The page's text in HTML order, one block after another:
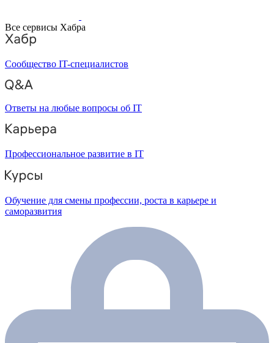
Все сервисы Хабра
Сообщество IT-специалистов
Ответы на любые вопросы об IT
Профессиональное развитие в IT
Обучение для смены профессии, роста в карьере и
саморазвития